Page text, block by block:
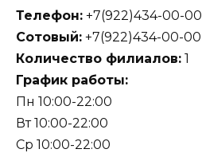
Телефон: +7(922)434-00-00
Сотовый: +7(922)434-00-00
Количество филиалов: 1
График работы:
Пн 10:00-22:00
Вт 10:00-22:00
Ср 10:00-22:00